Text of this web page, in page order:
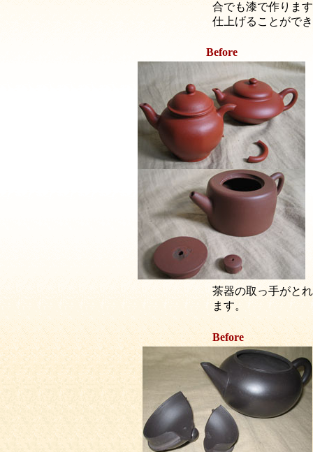
合でも漆で作りま
仕上げることがで
Before
茶器の取っ手がと
ます。
Before